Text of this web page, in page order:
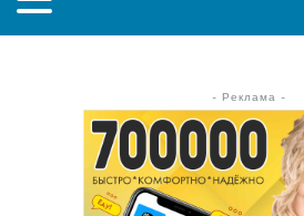
- Реклама -